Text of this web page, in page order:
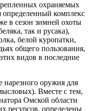
охраняемых
определенный комплекс
в сезон зимней охоты
так и русака),
белой куропатки,
общего пользования,
видов в последние
нарезного оружия для
Вместе с тем,
Омской области
ресурсов, определены